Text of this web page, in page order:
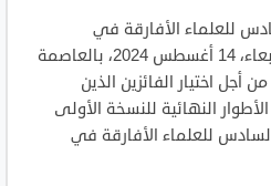
للعلماء الأفارقة في
جمهورية الكاميرون، يوم الأربعاء، 14 أغسطس 2024، بالعاصمة
أجل اختيار الفائزين الذين
النهائية للنسخة الأولى
للعلماء الأفارقة في